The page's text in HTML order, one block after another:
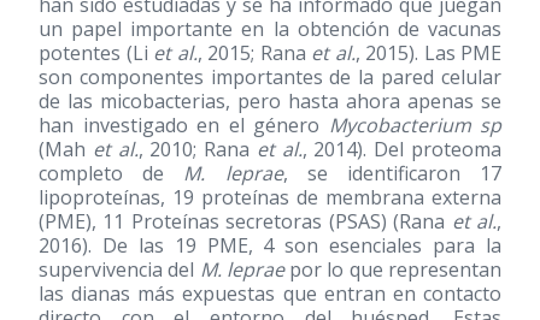
un papel importante en la obtención de vacunas
potentes (Li et al., 2015; Rana et al., 2015). Las PME
son componentes importantes de la pared celular
de las micobacterias, pero hasta ahora apenas se
han investigado en el género Mycobacterium sp
(Mah et al., 2010; Rana et al., 2014). Del proteoma
completo de M. leprae, se identificaron 17
lipoproteínas, 19 proteínas de membrana externa
(PME), 11 Proteínas secretoras (PSAS) (Rana et al.,
2016). De las 19 PME, 4 son esenciales para la
supervivencia del M. lepraepor lo que representan
las dianas más expuestas que entran en contacto